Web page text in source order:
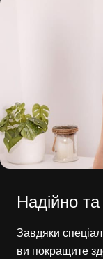
Надійно та
Завдяки
ви покращите